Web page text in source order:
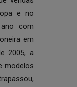
e no
com
em
2005, a
modelos